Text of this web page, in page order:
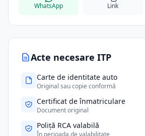
Acte necesare ITP
Carte de identitate auto
Original sau copie conformă
Certificat de înmatriculare
Document original
Poliță RCA valabilă
În perioada de valabilitate
WhatsApp Link